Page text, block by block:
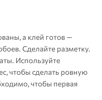
а клей готов —
Сделайте разметку.
Используйте
чтобы сделать ровную
чтобы первая